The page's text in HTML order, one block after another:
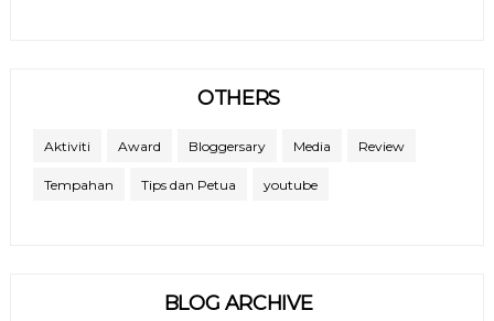
OTHERS
Aktiviti Award Bloggersary Media Review
Tempahan Tips dan Petua youtube
BLOG ARCHIVE